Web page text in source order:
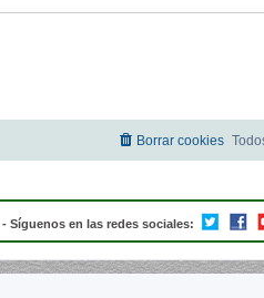
Borrar cookies
- Síguenos en las redes sociales: